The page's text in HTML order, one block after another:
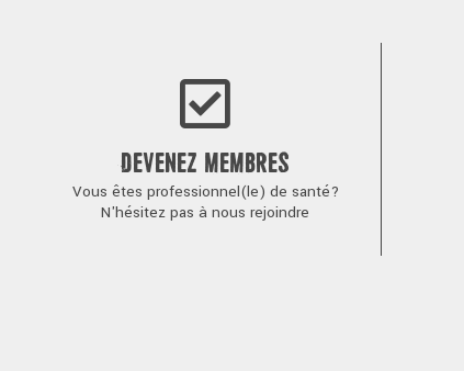
DEVENEZ MEMBRES
Vous êtes professionnel(le) de santé?
N'hésitez pas à nous rejoindre